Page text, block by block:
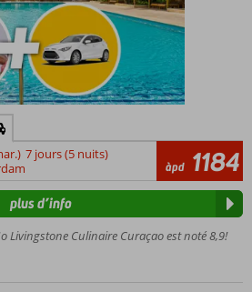
7 jours (5 nuits)
àpd 1184
Livingstone Culinaire Curaçao est noté 8,9!
plus d’info